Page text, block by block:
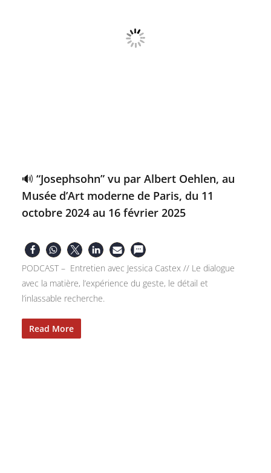
🔊 “Josephsohn” vu par Albert Oehlen, au
Musée d’Art moderne de Paris, du 11
octobre 2024 au 16 février 2025
PODCAST – Entretien avec Jessica Castex // Le dialogue
avec la matière, l’expérience du geste, le détail et
l’inlassable recherche.
Read More